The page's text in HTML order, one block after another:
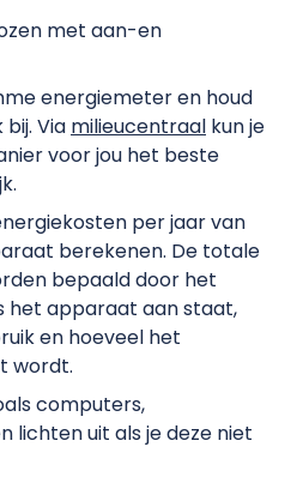
met aan-en
energiemeter en houd
Via milieucentraal kun je
voor jou het beste
per jaar van
berekenen. De totale
bepaald door het
het apparaat aan staat,
en hoeveel het
wordt.
computers,
lichten uit als je deze niet